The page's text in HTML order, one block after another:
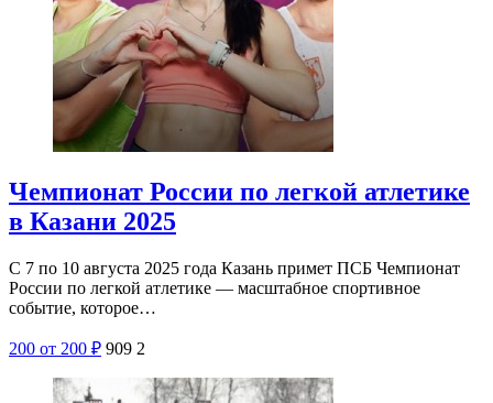
Чемпионат России по легкой атлетике
в Казани 2025
С 7 по 10 августа 2025 года Казань примет ПСБ Чемпионат
России по легкой атлетике — масштабное спортивное
событие, которое…
200 от 200 ₽ 909 2